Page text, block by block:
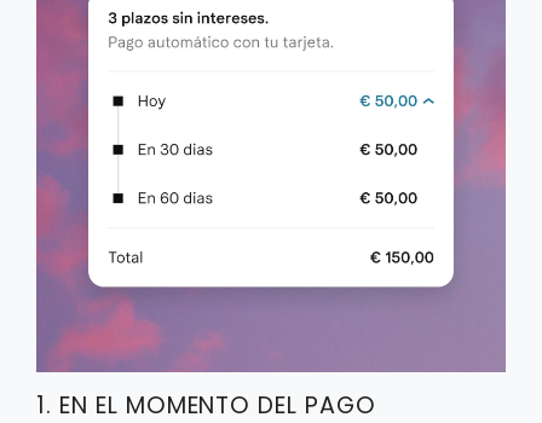
1. EN EL MOMENTO DEL PAGO